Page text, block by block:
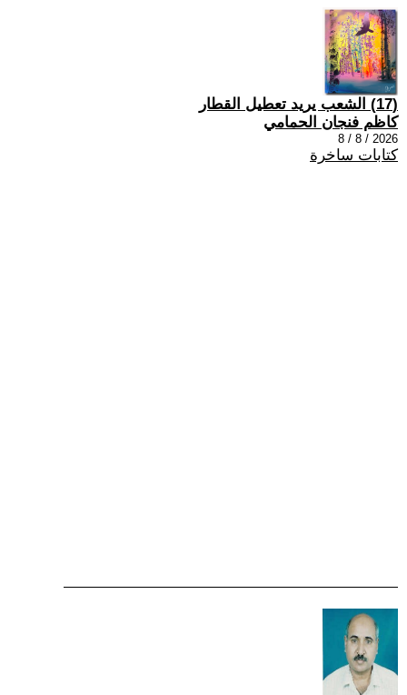
(17) الشعب يريد تعطيل القطار
كاظم فنجان الحمامي
2026 / 8 / 8
كتابات ساخرة